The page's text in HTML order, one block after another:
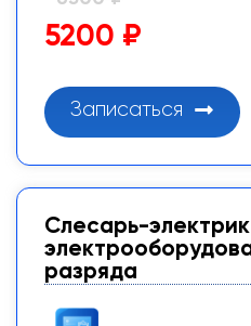
5200 ₽
Записаться
Слесарь-
разряда